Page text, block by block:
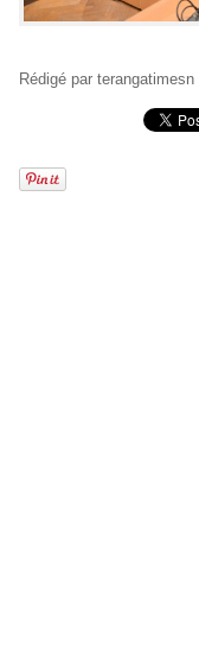
Rédigé par terangatimesn